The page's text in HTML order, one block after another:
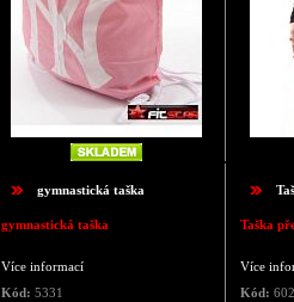
gymnastická taška
gymnastická taška
Více informací
Kód: 5331
Taška
Více
Kód: